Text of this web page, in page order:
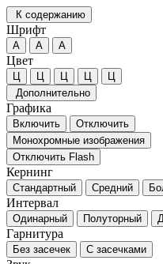
К содержанию
Шрифт
А А А
Цвет
Ц Ц Ц Ц
Ц
Дополнительно
Графика
Включить
Отключить
Монохромные изображения
Отключить Flash
Кернинг
Стандартный Средний
Интервал
Одинарный Полуторный
Гарнитура
Без засечек С засечками